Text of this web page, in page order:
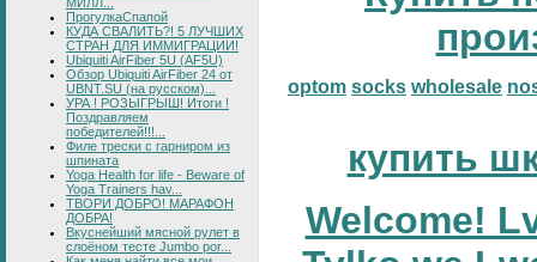
ПрогулкаСпапой
КУДА СВАЛИТЬ?! 5 ЛУЧШИХ
СТРАН ДЛЯ ИММИГРАЦИИ!
Ubiquiti AirFiber 5U (AF5U)
Обзор Ubiquiti AirFiber 24 от
UBNT.SU (на русском)...
УРА ! РОЗЫГРЫШ! Итоги !
Поздравляем
победителей!!!...
Филе трески с гарниром из
шпината
Yoga Health for life - Beware of
Yoga Trainers hav...
ТВОРИ ДОБРО! МАРАФОН
ДОБРА!
Вкуснейший мясной рулет в
слоёном тесте Jumbo por...
optom socks wholesale
купить
Welcome!